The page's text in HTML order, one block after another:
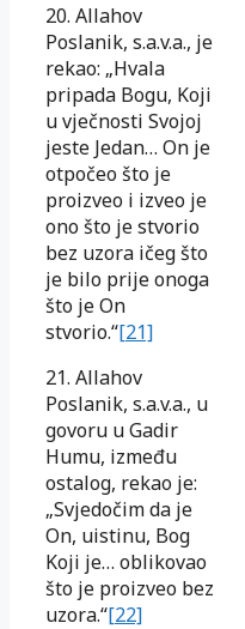
20. Allahov
Poslanik, s.a.v.a., je
rekao: „Hvala
pripada Bogu, Koji
u vječnosti Svojoj
jeste Jedan… On je
otpočeo što je
proizveo i izveo je
ono što je stvorio
bez uzora ičeg što
je bilo prije onoga
što je On
stvorio.“[21]
21. Allahov
Poslanik, s.a.v.a., u
govoru u Gadir
Humu, između
ostalog, rekao je:
„Svjedočim da je
On, uistinu, Bog
Koji je… oblikovao
što je proizveo bez
uzora.“[22]